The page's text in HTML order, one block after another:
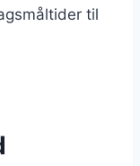
til